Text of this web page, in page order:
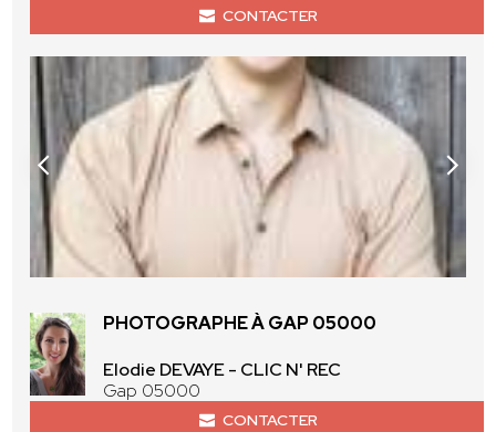
CONTACTER
PHOTOGRAPHE À GAP 05000
Elodie DEVAYE - CLIC N' REC
Gap 05000
CONTACTER